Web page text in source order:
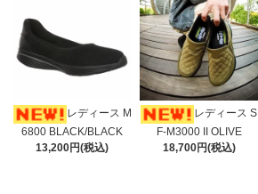
レディース M
6800 BLACK/BLACK
13,200円(税込)
レディース S
F-M3000 II OLIVE
18,700円(税込)